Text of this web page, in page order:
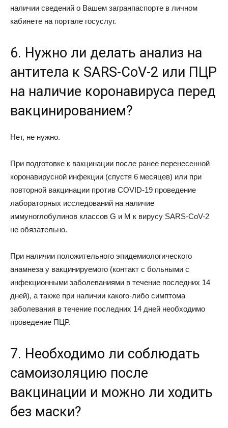
наличии сведений о Вашем загранпаспорте в личном
кабинете на портале госуслуг.
6. Нужно ли делать анализ на
антитела к SARS-CoV-2 или ПЦР
на наличие коронавируса перед
вакцинированием?
Нет, не нужно.
При подготовке к вакцинации после ранее перенесенной
коронавирусной инфекции (спустя 6 месяцев) или при
повторной вакцинации против СOVID-19 проведение
лабораторных исследований на наличие
иммуноглобулинов классов G и М к вирусу SARS-СoV-2
не обязательно.
При наличии положительного эпидемиологического
анамнеза у вакцинируемого (контакт с больными с
инфекционными заболеваниями в течение последних 14
дней), а также при наличии какого-либо симптома
заболевания в течение последних 14 дней необходимо
проведение ПЦР.
7. Необходимо ли соблюдать
самоизоляцию после
вакцинации и можно ли ходить
без маски?